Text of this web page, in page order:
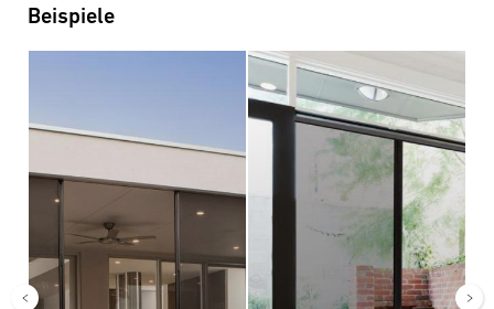
Beispiele